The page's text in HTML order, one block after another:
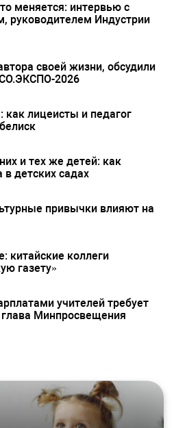
меняется: интервью с
руководителем Индустрии
своей жизни, обсудили
2026
лицеисты и педагог
и тех же детей: как
в детских садах
привычки влияют на
китайские коллеги
газету»
учителей требует
Минпросвещения